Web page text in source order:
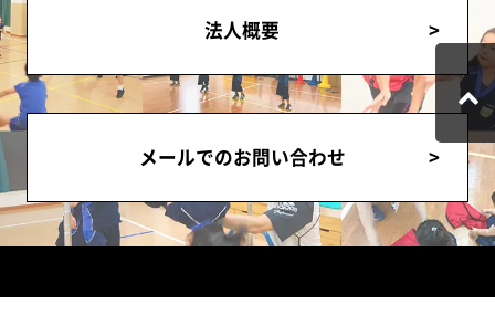
法人概要
メールでのお問い合わせ